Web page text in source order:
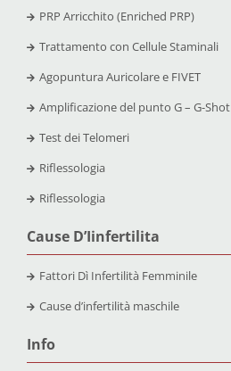
PRP Arricchito (Enriched PRP)
Trattamento con Cellule Staminali
Agopuntura Auricolare e FIVET
Amplificazione del punto G – G-Shot
Test dei Telomeri
Riflessologia
Riflessologia
Cause D’Iinfertilita
Fattori Dì Infertilità Femminile
Cause d’infertilità maschile
Info